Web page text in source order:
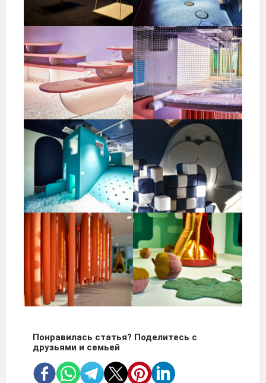
Понравилась статья? Поделитесь с
друзьями и семьей